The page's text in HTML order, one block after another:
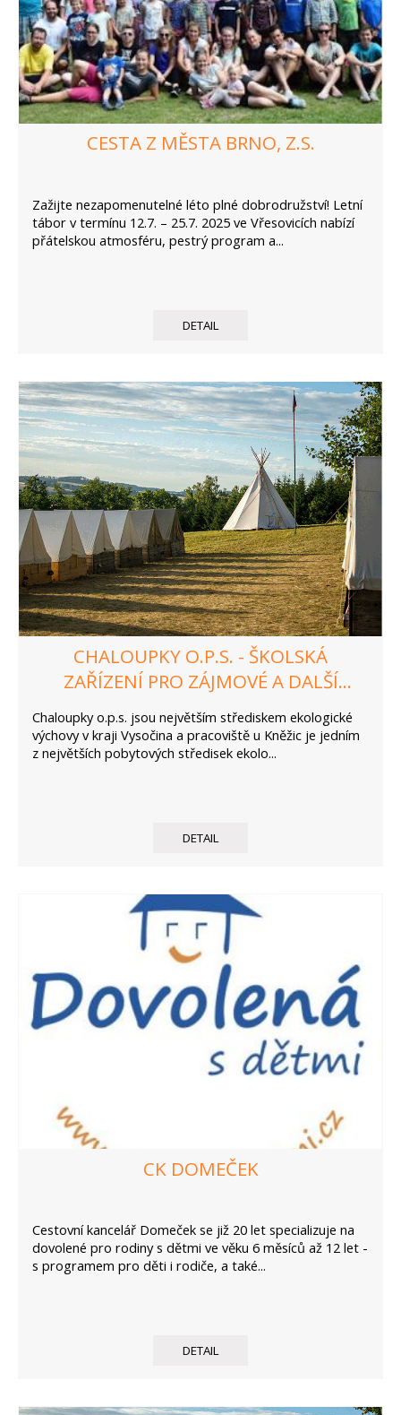
CESTA Z MĚSTA BRNO, Z.S.
Zažijte nezapomenutelné léto plné dobrodružství! Letní
tábor v termínu 12.7. – 25.7. 2025 ve Vřesovicích nabízí
přátelskou atmosféru, pestrý program a...
DETAIL
CHALOUPKY O.P.S. - ŠKOLSKÁ
ZAŘÍZENÍ PRO ZÁJMOVÉ A DALŠÍ
VZDĚLÁVÁNÍ
Chaloupky o.p.s. jsou největším střediskem ekologické
výchovy v kraji Vysočina a pracoviště u Kněžic je jedním
z největších pobytových středisek ekolo...
DETAIL
CK DOMEČEK
Cestovní kancelář Domeček se již 20 let specializuje na
dovolené pro rodiny s dětmi ve věku 6 měsíců až 12 let -
s programem pro děti i rodiče, a také...
DETAIL